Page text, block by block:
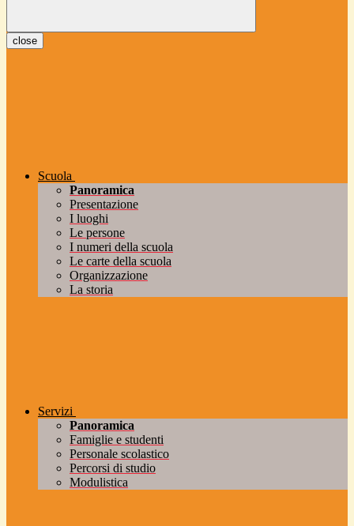
close
Scuola
Panoramica
Presentazione
I luoghi
Le persone
I numeri della scuola
Le carte della scuola
Organizzazione
La storia
Servizi
Panoramica
Famiglie e studenti
Personale scolastico
Percorsi di studio
Modulistica